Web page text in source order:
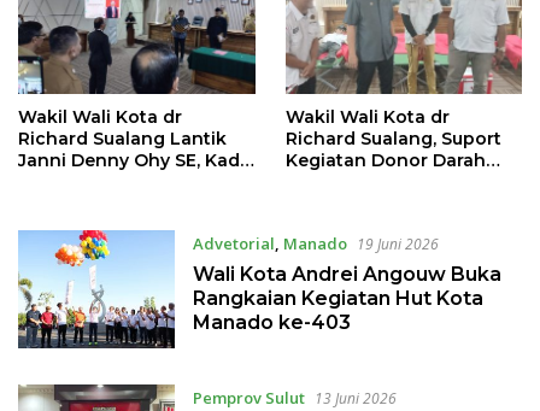
Wakil Wali Kota dr
Richard Sualang Lantik
Janni Denny Ohy SE, Kadis
Wakil Wali Kota dr
Richard Sualang, Suport
Kegiatan Donor Darah
Advetorial, Manado 19 Juni 2026
Wali Kota Andrei Angouw Buka
Rangkaian Kegiatan Hut Kota
Manado ke-403
Pemprov Sulut 13 Juni 2026